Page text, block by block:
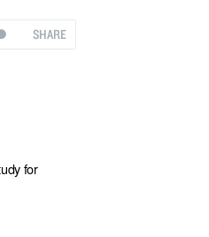
SHARE
for